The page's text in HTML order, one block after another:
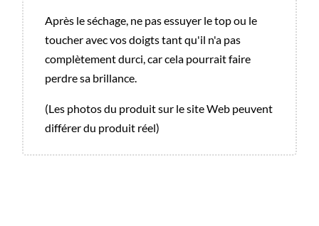
Après le séchage, ne pas essuyer le top ou le
toucher avec vos doigts tant qu'il n'a pas
complètement durci, car cela pourrait faire
perdre sa brillance.
(Les photos du produit sur le site Web peuvent
différer du produit réel)